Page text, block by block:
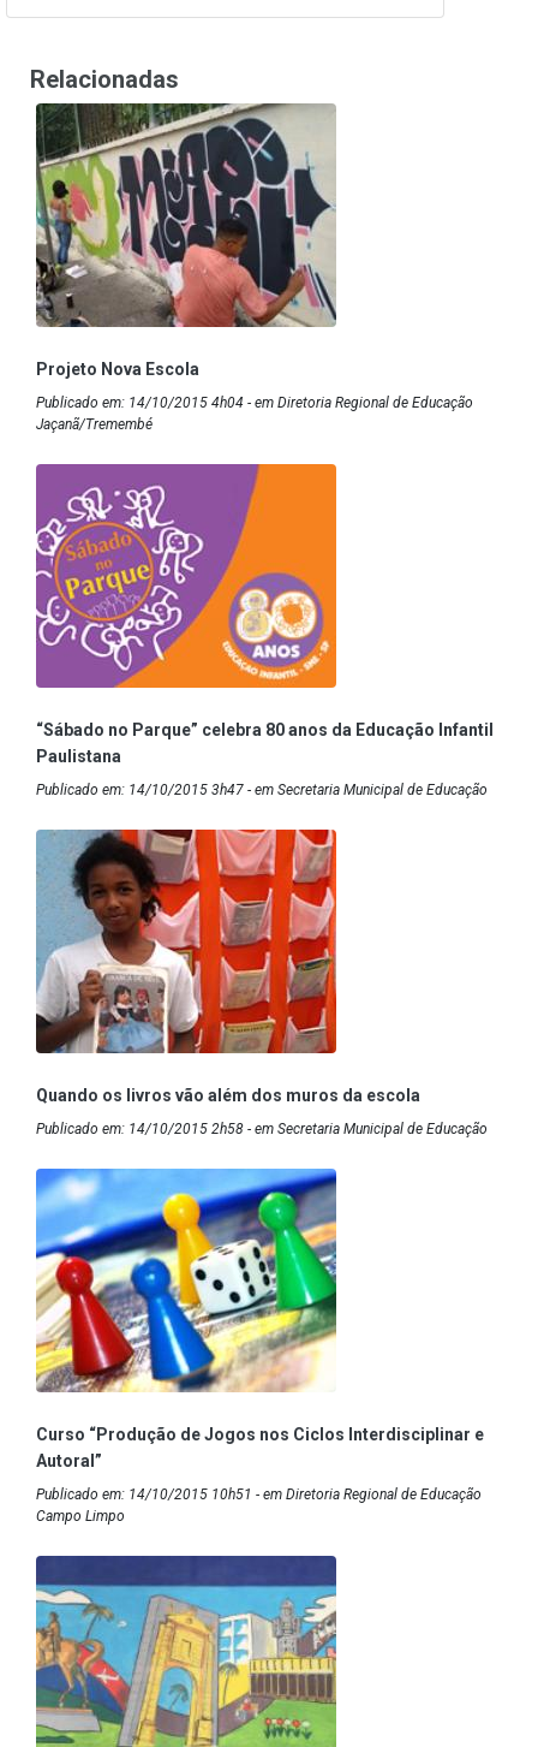
Relacionadas
Projeto Nova Escola
Publicado em: 14/10/2015 4h04 - em Diretoria Regional de Educação
Jaçanã/Tremembé
“Sábado no Parque” celebra 80 anos da Educação Infantil
Paulistana
Publicado em: 14/10/2015 3h47 - em Secretaria Municipal de Educação
Quando os livros vão além dos muros da escola
Publicado em: 14/10/2015 2h58 - em Secretaria Municipal de Educação
Curso “Produção de Jogos nos Ciclos Interdisciplinar e
Autoral”
Publicado em: 14/10/2015 10h51 - em Diretoria Regional de Educação
Campo Limpo